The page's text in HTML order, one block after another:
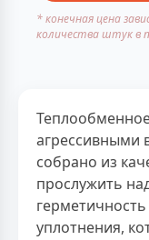
* конечная цена
количества штук в
агрессивными
собрано из
прослужить
уплотнения,